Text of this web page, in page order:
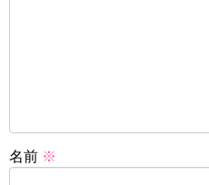
名前 ※